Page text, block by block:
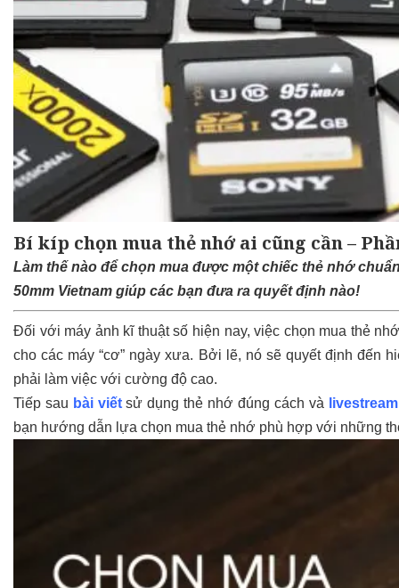
Bí kíp chọn mua thẻ nhớ ai cũng cần –
Làm thế nào để chọn mua được một chiếc thẻ nhớ
50mm Vietnam giúp các bạn đưa ra quyết định nào!
Đối với máy ảnh kĩ thuật số hiện nay, việc chọn mua thẻ
cho các máy “cơ” ngày xưa. Bởi lẽ, nó sẽ quyết định đến
phải làm việc với cường độ cao.
Tiếp sau bài viếtsử dụng thẻ nhớ đúng cách và livestream
bạn hướng dẫn lựa chọn mua thẻ nhớ phù hợp với những